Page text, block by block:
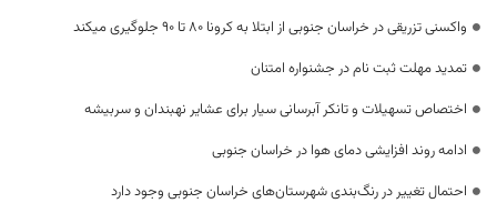
واکسنی تزریقی در خراسان جنوبی از ابتلا به کرونا 80 تا 90 جلوگیری میکند
تمدید مهلت ثبت نام در جشنواره امتنان
اختصاص تسهیلات و تانکر آبرسانی سیار برای عشایر نهبندان و سربیشه
ادامه روند افزایشی دمای هوا در خراسان جنوبی
احتمال تغییر در رنگ‌بندی شهرستان‌های خراسان جنوبی وجود دارد